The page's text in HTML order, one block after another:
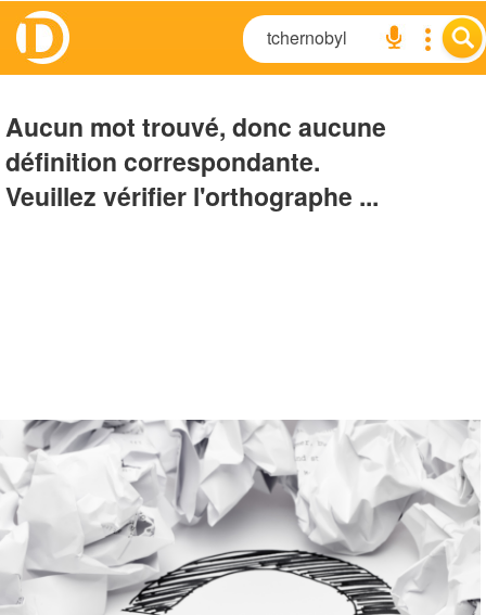
Aucun mot trouvé, donc aucune
définition correspondante.
Veuillez vérifier l'orthographe ...